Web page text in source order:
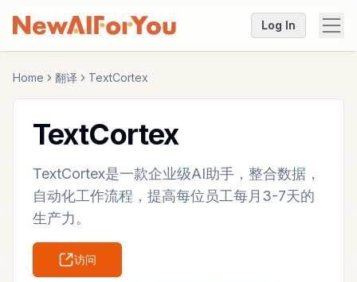
Log In
Home 翻译 TextCortex
TextCortex
TextCortex是一款企业级AI助手，整合数据，
自动化工作流程，提高每位员工每月3-7天的
生产力。
访问